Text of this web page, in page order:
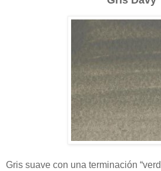
Gris suave con una terminación